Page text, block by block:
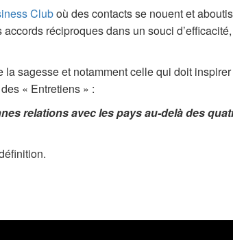
Cluboù des contacts se nouent et
réciproques dans un souci
sagesse et notamment celle qui doit
« Entretiens » :
relations avec les pays au-delà des